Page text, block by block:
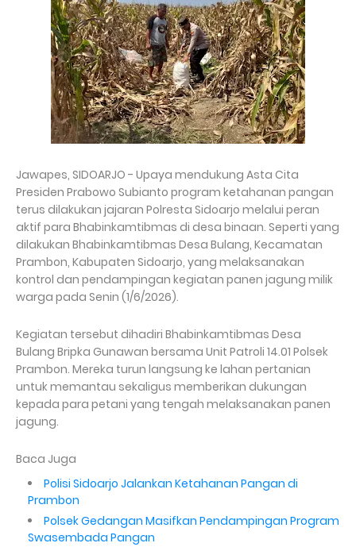
Jawapes, SIDOARJO - Upaya mendukung Asta Cita
Presiden Prabowo Subianto program ketahanan pangan
terus dilakukan jajaran Polresta Sidoarjo melalui peran
aktif para Bhabinkamtibmas di desa binaan. Seperti yang
dilakukan Bhabinkamtibmas Desa Bulang, Kecamatan
Prambon, Kabupaten Sidoarjo, yang melaksanakan
kontrol dan pendampingan kegiatan panen jagung milik
warga pada Senin (1/6/2026).
Kegiatan tersebut dihadiri Bhabinkamtibmas Desa
Bulang Bripka Gunawan bersama Unit Patroli 14.01 Polsek
Prambon. Mereka turun langsung ke lahan pertanian
untuk memantau sekaligus memberikan dukungan
kepada para petani yang tengah melaksanakan panen
jagung.
Baca Juga
Polisi Sidoarjo Jalankan Ketahanan Pangan di
Prambon
Polsek Gedangan Masifkan Pendampingan Program
Swasembada Pangan